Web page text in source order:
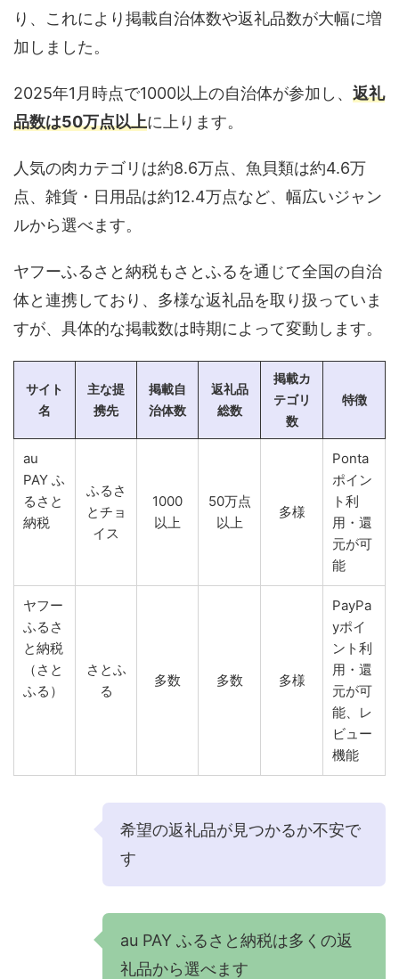
り、これにより掲載自治体数や返礼品数が大幅に増
加しました。
2025年1月時点で1000以上の自治体が参加し、 返礼
品数は50万点以上に上ります。
人気の肉カテゴリは約8.6万点、魚貝類は約4.6万
点、雑貨・日用品は約12.4万点など、幅広いジャン
ルから選べます。
ヤフーふるさと納税もさとふるを通じて全国の自治
体と連携しており、多様な返礼品を取り扱っていま
すが、具体的な掲載数は時期によって変動します。
サイト
名
主な提
携先
掲載自
治体数
返礼品
総数
掲載カ
テゴリ
数
特徴
au
PAY ふ
るさと
納税
ふるさ
とチョ
イス
1000
以上
50万点
以上
多様
Ponta
ポイン
ト利
用・還
元が可
能
ヤフー
ふるさ
と納税
（さと
ふる）
さとふ
る
多数 多数 多様
PayPa
yポイ
ント利
用・還
元が可
能、レ
ビュー
機能
希望の返礼品が見つかるか不安で
す
au PAY ふるさと納税は多くの返
礼品から選べます